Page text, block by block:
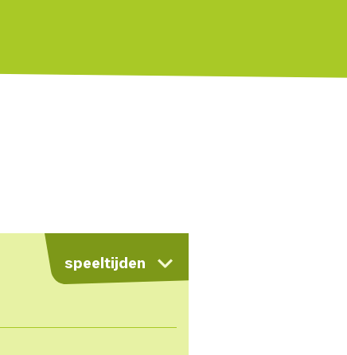
speeltijden